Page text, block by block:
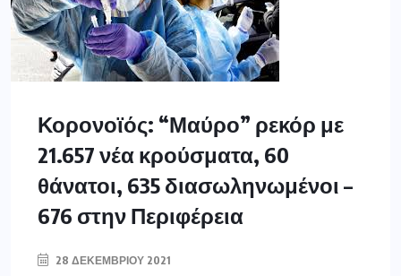
Κορονοϊός: “Μαύρο” ρεκόρ με
21.657 νέα κρούσματα, 60
θάνατοι, 635 διασωληνωμένοι –
676 στην Περιφέρεια
28 ΔΕΚΕΜΒΡΊΟΥ 2021